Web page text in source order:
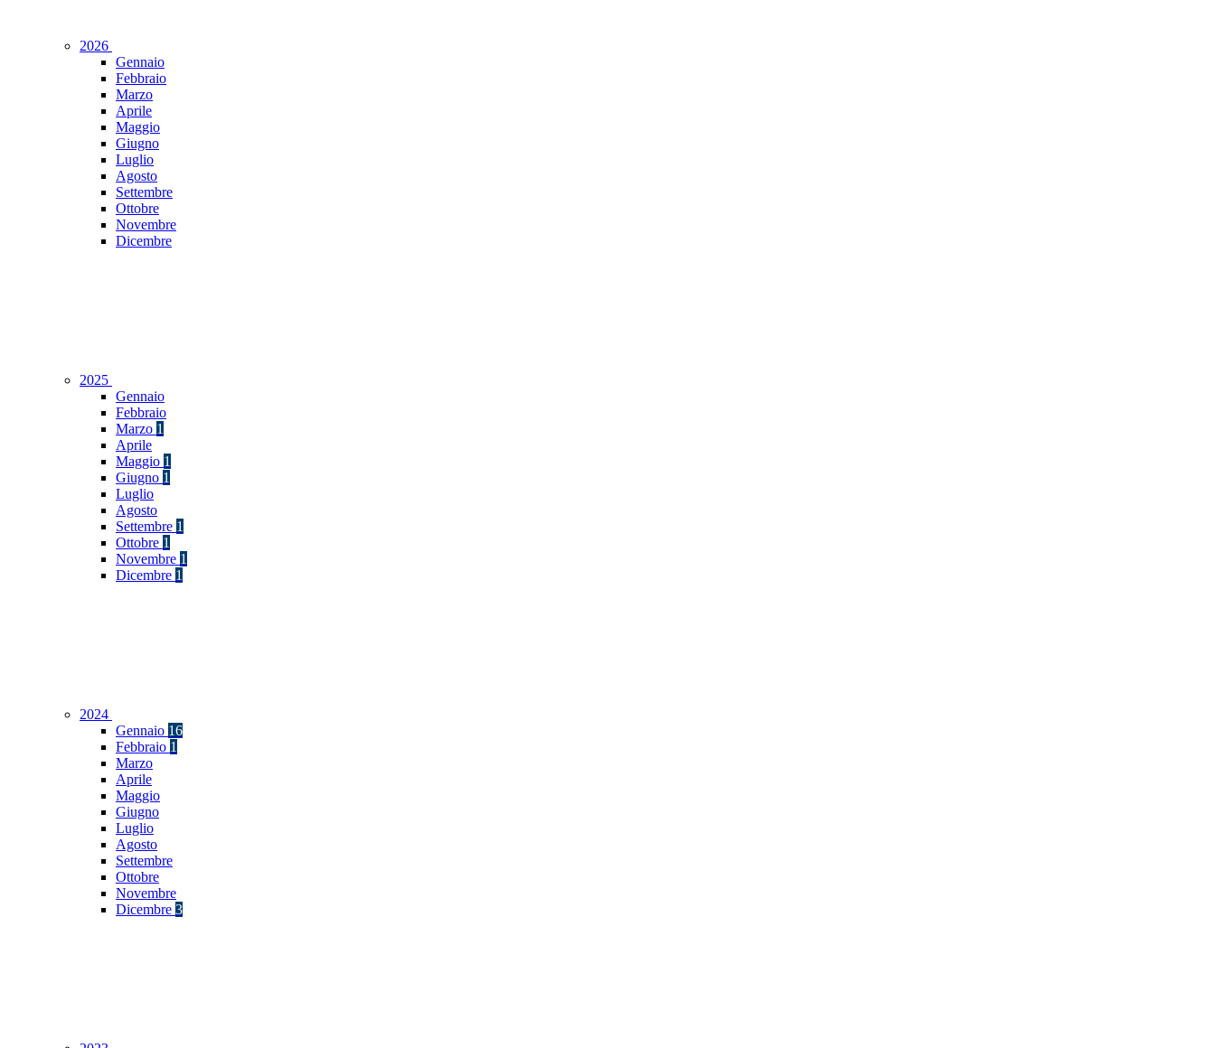
2026
Gennaio
Febbraio
Marzo
Aprile
Maggio
Giugno
Luglio
Agosto
Settembre
Ottobre
Novembre
Dicembre
2025
Gennaio
Febbraio
Marzo 1
Aprile
Maggio 1
Giugno 1
Luglio
Agosto
Settembre 1
Ottobre 1
Novembre 1
Dicembre 1
2024
Gennaio 16
Febbraio 1
Marzo
Aprile
Maggio
Giugno
Luglio
Agosto
Settembre
Ottobre
Novembre
Dicembre 3